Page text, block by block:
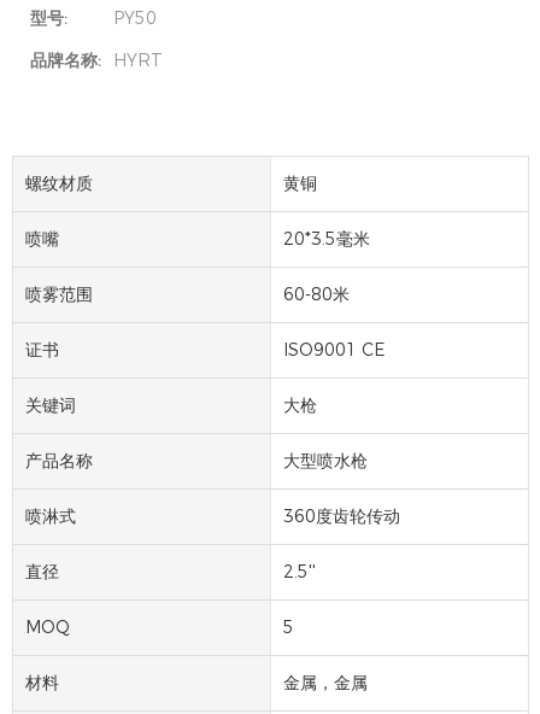
型号:
PY50
品牌名称:
HYRT
螺纹材质 黄铜
喷嘴 20*3.5毫米
喷雾范围 60-80米
证书 ISO9001 CE
关键词 大枪
产品名称 大型喷水枪
喷淋式 360度齿轮传动
直径 2.5''
MOQ 5
材料 金属，金属